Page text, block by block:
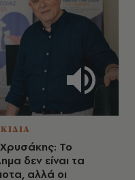
Χρυσάκης: Το
δεν είναι τα
αλλά οι